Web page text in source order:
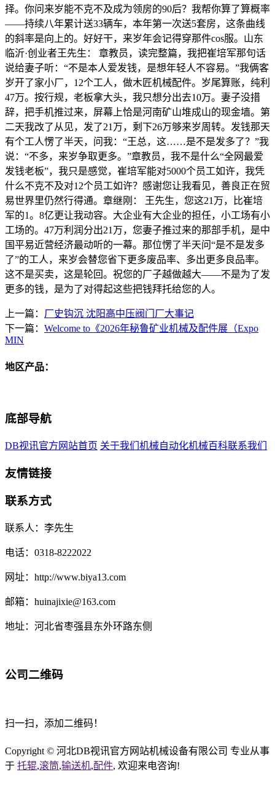
择。你问来岁能不克不及成为领房的90后？我帮你算了算概率
——持续八年累计送33辆车，本年第一次送5套房，这条曲线
的斜率是向上的。好好干，来岁年会记得穿那件cos服。山东
临沂·创业者王先生： 章教员，读完整篇，我把崔培军那句话
说给妻子听：“不是本人爱发钱，是想年轻人不容易。”我俩客
岁开了家小厂，12个工人，做木匠机械配件。岁尾算账，纯利
47万。按行规，老板拿大头，我只想分出去10万。妻子没措
辞，把手机推过来，屏幕上恰是河南矿山堆成山的现金墙。第
二天我改了从见，发了21万，剩下26万够来岁周转。发钱那天
有个工人愣了半天，问我：“王总，这……是不是发多了？”我
说：“不多，来岁争取更多。”章教员，我不是什么“全网最爱
发钱老板”，我只是感觉，崔培军能对5000个员工如许，我凭
什么不克不及对12个员工如许？感谢您让我看见，善良正在贸
易世界里仍然行得通。章继刚： 王先生，您这21万，比崔培
军的1。8亿更让我动容。大企业有大企业的担任，小工场有小
工场的。47万利润分出21万，您妻子推过来的那部手机，是中
国平易近营经济最动听的一幕。那位愣了半天问“是不是发多
了”的工人，来岁会替您省下更多废品率、多出更多良品率。
这不是买卖，这是轮回。祝您的厂子越做越大——不是为了发
更多的钱，是为了对得起这些把钱拜托给您的人。
上一篇： 厂史钩沉 沈阳高中压阀门厂大事记
下一篇： Welcome to《2026年秘鲁矿业机械及配件展（Expo
MIN
地区产品：
底部导航
DB视讯官方网站首页 关于我们 机械自动化机械百科联系我们
友情链接
联系方式
联系人：李先生
电话：0318-8222022
网址：http://www.biya13.com
邮箱：huinajixie@163.com
地址：河北省枣强县东外环路东侧
公司二维码
扫一扫，添加二维码！
Copyright © 河北DB视讯官方网站机械设备有限公司 专业从事
于 托辊,滚筒,输送机,配件, 欢迎来电咨询!